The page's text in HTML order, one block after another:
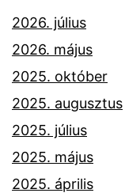
2026. július
2026. május
2025. október
2025. augusztus
2025. július
2025. május
2025. április